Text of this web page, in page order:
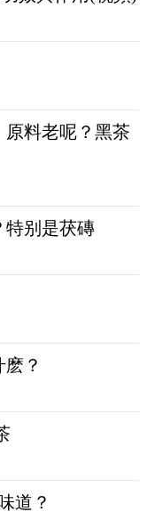
原料老呢？黑茶
特别是茯磚
？
道？